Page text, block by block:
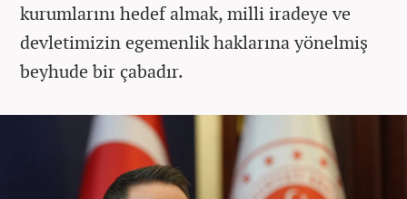
kurumlarını hedef almak, milli iradeye ve
devletimizin egemenlik haklarına yönelmiş
beyhude bir çabadır.